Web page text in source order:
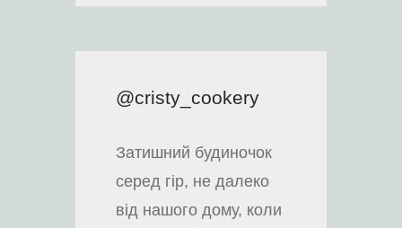
@cristy_cookery
Затишний будиночок
серед гір, не далеко
від нашого дому, коли